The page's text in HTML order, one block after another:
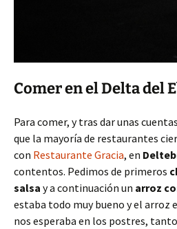
Comer en el Delta del
Para comer, y tras dar unas
que la mayoría de restaurantes
con Restaurante Gracia, en
contentos. Pedimos de primeros
salsa y a continuación un arroz
estaba todo muy bueno y el arroz
nos esperaba en los postres,